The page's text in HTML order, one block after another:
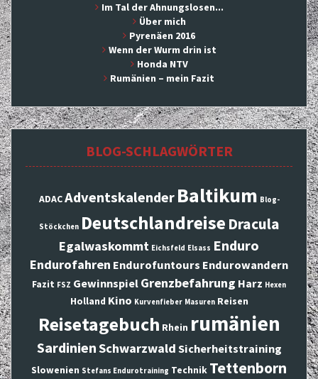
Im Tal der Ahnungslosen...
Über mich
Pyrenäen 2016
Wenn der Wurm drin ist
Honda NTV
Rumänien – mein Fazit
BLOG-SCHLAGWÖRTER
ADACAdventskalender Baltikum Blog-
Stöckchen Deutschlandreise Dracula
Egalwaskommt Eichsfeld Elsass Enduro
Endurofahren Endurofuntours Endurowandern
Fazit FSZ Gewinnspiel Grenzbefahrung Harz Hexen
Holland Kino Kurvenfieber Masuren Reisen
Reisetagebuch Rhein rumänien
SardinienSchwarzwald Sicherheitstraining
Slowenien Stefans Endurotraining Technik Tettenborn